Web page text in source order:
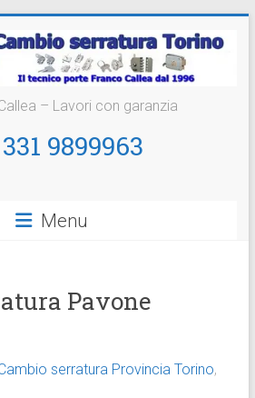
– Lavori con garanzia
331 9899963
Menu
Pavone
serratura Provincia Torino,